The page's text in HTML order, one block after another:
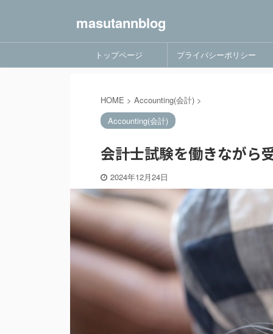
masutannblog
トップページ プライバシーポリシー
HOME > Accounting(会計) >
Accounting(会計)
会計士試験を働きながら
2024年12月24日